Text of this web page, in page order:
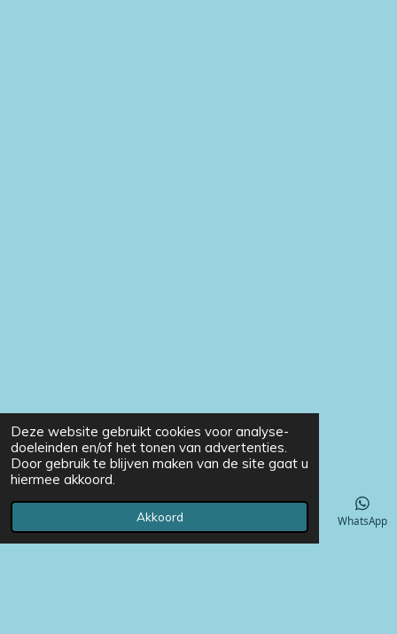
Deze website gebruikt cookies voor analyse-
doeleinden en/of het tonen van advertenties.
Door gebruik te blijven maken van de site gaat u
hiermee akkoord.
Akkoord
Telefoonnummer WhatsApp